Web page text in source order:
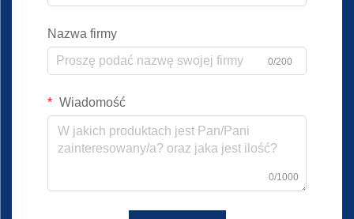
Nazwa firmy
0/200
Wiadomość
0/1000